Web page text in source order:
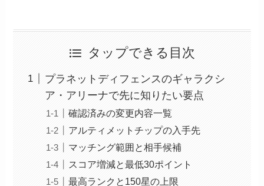
タップできる目次
プラネットディフェンスのギャラクシ
ア・アリーナで先に知りたい要点
確認済みの変更内容一覧
アルティメットチップの入手先
マッチング範囲と相手候補
スコア増減と最低30ポイント
最高ランクと150星の上限